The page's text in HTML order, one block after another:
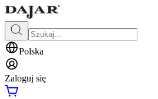
Polska
Zaloguj się